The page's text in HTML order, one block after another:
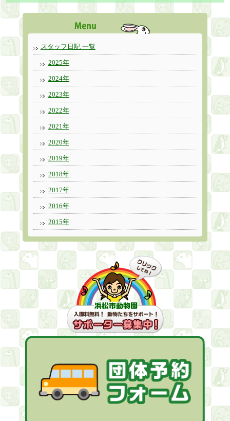
スタッフ日記 一覧
2025年
2024年
2023年
2022年
2021年
2020年
2019年
2018年
2017年
2016年
2015年